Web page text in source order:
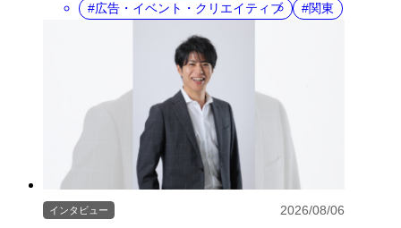
広告・イベント・クリエイティブ
関東
インタビュー 2026/08/06